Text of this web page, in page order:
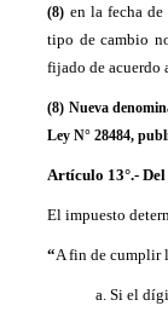
(8) en la fecha
tipo de cambio
fijado de acuerdo
(8) Nueva
Ley N° 28484,
Artículo 13°.-
El impuesto
“A fin de cumplir
a. Si el